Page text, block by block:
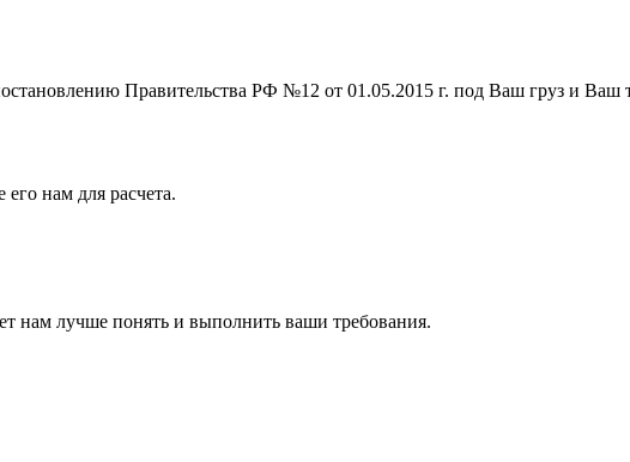
Правительства РФ №12 от 01.05.2015 г. под Ваш груз и Ваш
нам для расчета.
нам лучше понять и выполнить ваши требования.